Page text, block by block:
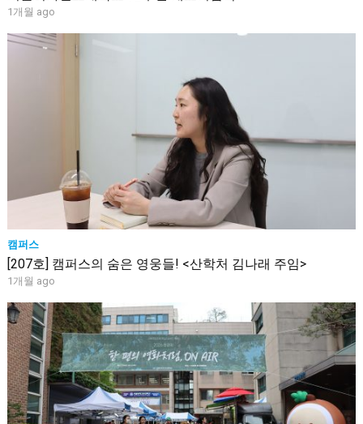
1개월 ago
캠퍼스
[207호] 캠퍼스의 숨은 영웅들! <산학처 김나래 주임>
1개월 ago